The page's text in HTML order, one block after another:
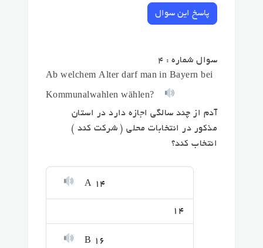
پاسخ این سوال
سوال شماره : 4
Ab welchem Alter darf man in Bayern bei
Kommunalwahlen wählen?
آدم از چند سالگی اجازه دارد در استان
مذکور در انتخابات محلی ( شرکت کند )
انتخاب کند؟
A 14
14
B 16